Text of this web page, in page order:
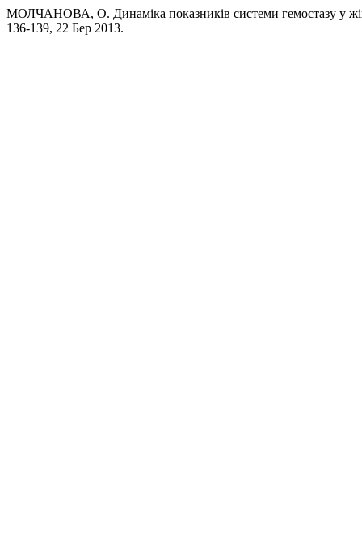
МОЛЧАНОВА, О. Динаміка показників системи гемостазу у
136-139, 22 Бер 2013.